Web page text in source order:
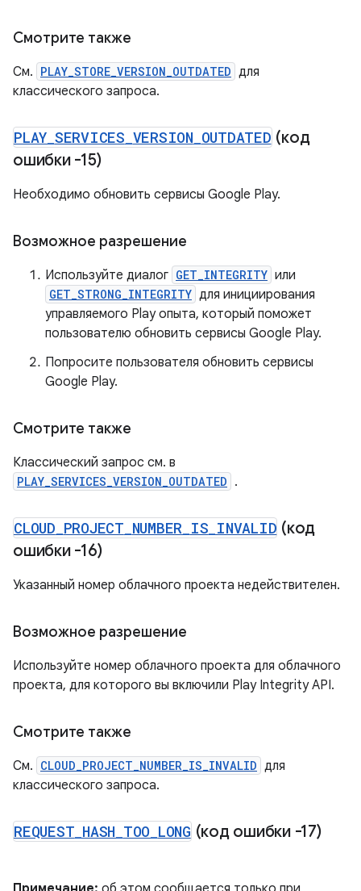
Смотрите также
См. PLAY_STORE_VERSION_OUTDATED для
классического запроса.
PLAY SERVICES VERSION OUTDATED (код
ошибки -15)
Необходимо обновить сервисы Google Play.
Возможное разрешение
Используйте диалог GET_INTEGRITY или
GET_STRONG_INTEGRITY для инициирования
управляемого Play опыта, который поможет
пользователю обновить сервисы Google Play.
Попросите пользователя обновить сервисы
Google Play.
Смотрите также
Классический запрос см. в
PLAY_SERVICES_VERSION_OUTDATED .
CLOUD PROJECT NUMBER IS INVALID (код
ошибки -16)
Указанный номер облачного проекта недействителен.
Возможное разрешение
Используйте номер облачного проекта для облачного
проекта, для которого вы включили Play Integrity API.
Смотрите также
См. CLOUD_PROJECT_NUMBER_IS_INVALID для
классического запроса.
REQUEST HASH TOO LONG (код ошибки -17)